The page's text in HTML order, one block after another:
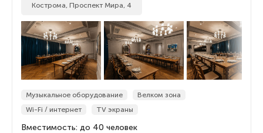
Кострома, ​Проспект Мира, 4
Музыкальное оборудование
Велком зона
Wi-Fi / интернет
TV экраны
Вместимость: до 40 человек